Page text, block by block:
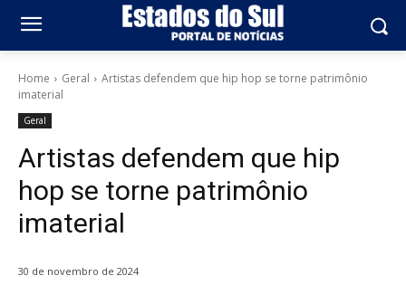
Home Geral
Artistas defendem que hip hop se torne patrimônio
imaterial
Geral
Artistas defendem que hip
hop se torne patrimônio
imaterial
30 de novembro de 2024